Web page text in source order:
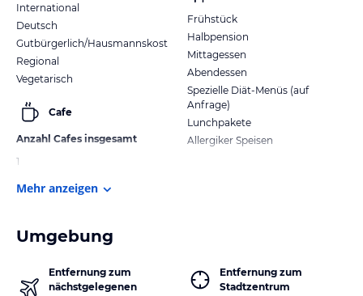
International
Deutsch
Gutbürgerlich/Hausmannskost
Regional
Vegetarisch
Cafe
Anzahl Cafes insgesamt
1
Frühstück
Halbpension
Mittagessen
Abendessen
Spezielle Diät-Menüs (auf
Anfrage)
Lunchpakete
Allergiker Speisen
Mehr anzeigen
Umgebung
Entfernung zum
nächstgelegenen
Entfernung zum
Stadtzentrum